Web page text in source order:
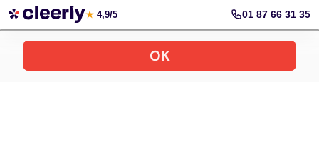
Réaliser un investissement immobilier
★ 4,9/5 01 87 66 31 35